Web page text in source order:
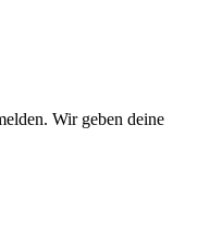
Wir geben deine